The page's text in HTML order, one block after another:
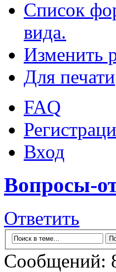
Список
вида.
Изменить
Для печати
FAQ
Вход
Вопросы-
Ответить
Сообщений: